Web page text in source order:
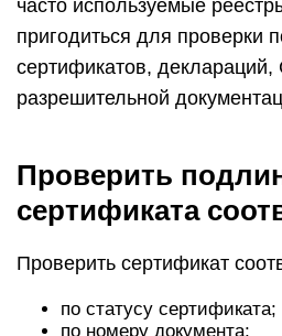
часто используемые
пригодиться для проверки
сертификатов,
разрешительной
Проверить
сертификата
Проверить сертификат
по статусу сертификата;
по номеру документа;